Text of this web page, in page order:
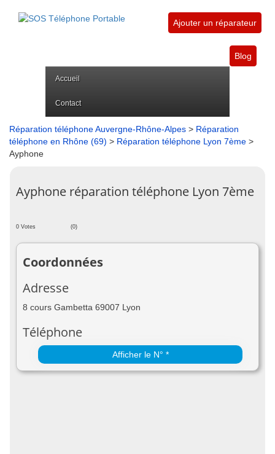
Ajouter un réparateur
Blog
Accueil
Contact
Réparation téléphone Auvergne-Rhône-Alpes > Réparation
téléphone en Rhône (69) > Réparation téléphone Lyon 7ème >
Ayphone
Ayphone réparation téléphone Lyon 7ème
0 Votes (0)
Coordonnées
Adresse
8 cours Gambetta 69007 Lyon
Téléphone
Afficher le N° *